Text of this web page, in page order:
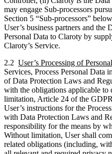
may engage Sub-processors
Section 5 “Sub-processors”
User’s business partners and the
Personal Data to Claroty by
Claroty’s Service.
2.2 User’s Processing of
Services, Process Personal Data
of Data Protection Laws and
with the obligations applicable
limitation, Article 24 of the
User’s instructions for the
with Data Protection Laws and
responsibility for the means by
Without limitation, User shall
related obligations (including,